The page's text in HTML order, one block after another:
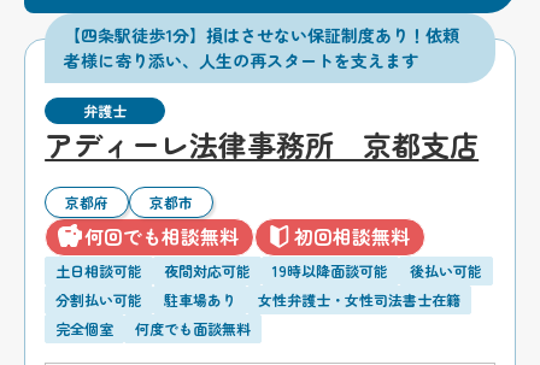
【四条駅徒歩1分】損はさせない保証制度あり！依頼
者様に寄り添い、人生の再スタートを支えます
弁護士
アディーレ法律事務所 京都支店
京都府 京都市
何回でも相談無料 初回相談無料
土日相談可能 夜間対応可能 19時以降面談可能
後払い可能
分割払い可能
駐車場あり
女性弁護士・女性司法書士在籍
完全個室
何度でも面談無料